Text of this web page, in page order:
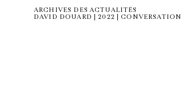
ARCHIVES DES ACTUALITÉS
DAVID DOUARD | 2022 | CONVERSATION